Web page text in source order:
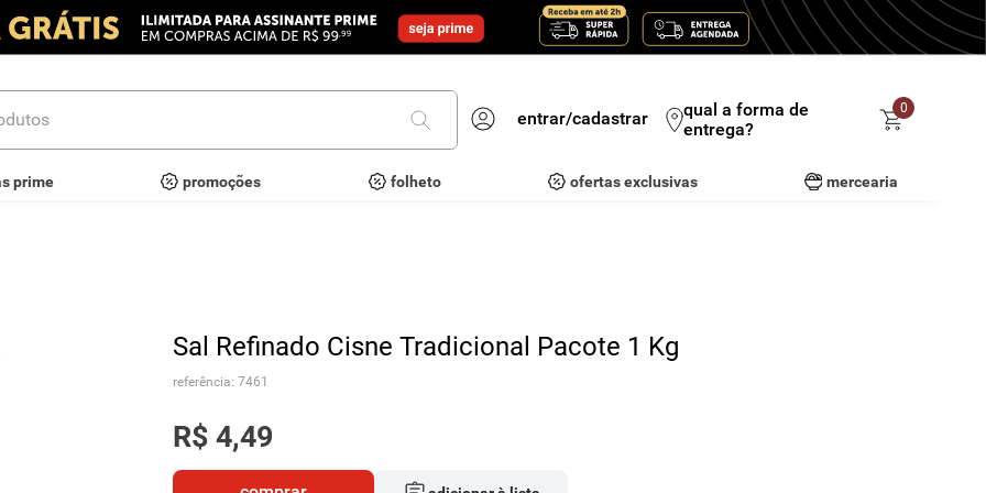
entrar/cadastrar
qual a forma de
entrega?
0
prime promoções folheto ofertas exclusivas mercearia
Sal Refinado Cisne Tradicional Pacote 1 Kg
referência:7461
R$ 4,49